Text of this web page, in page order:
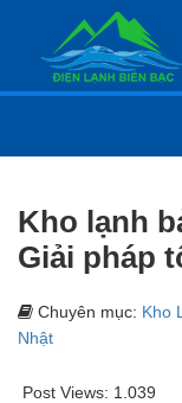
Kho lạnh
Giải pháp
Chuyên mục: Kho
Nhật
Post Views: 1.039